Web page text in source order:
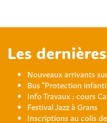
Les
Nouveaux arrivants
Bus “Protection
Info Travaux : cours
Festival Jazz à Grans
Inscriptions au colis